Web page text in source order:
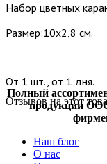
Набор цветных
Размер:10х2,8 см.
От 1 шт., от 1 дня.
Отзывов на этот
Полный
продукции
Наш блог
О нас